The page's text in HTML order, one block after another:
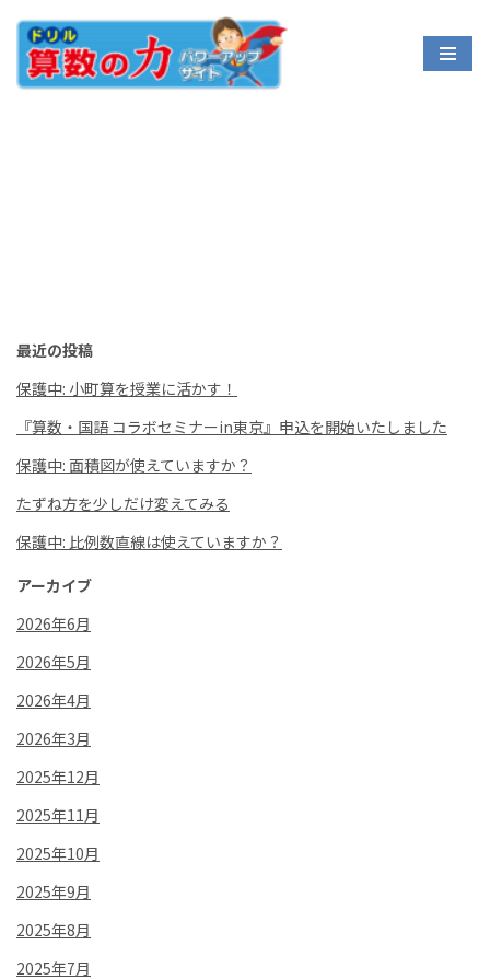
コ
ン
最近の投稿
保護中: 小町算を授業に活かす！
『算数・国語 コラボセミナーin東京』申込を開始いたしました
保護中: 面積図が使えていますか？
たずね方を少しだけ変えてみる
保護中: 比例数直線は使えていますか？
アーカイブ
2026年6月
2026年5月
2026年4月
2026年3月
2025年12月
2025年11月
2025年10月
2025年9月
2025年8月
2025年7月